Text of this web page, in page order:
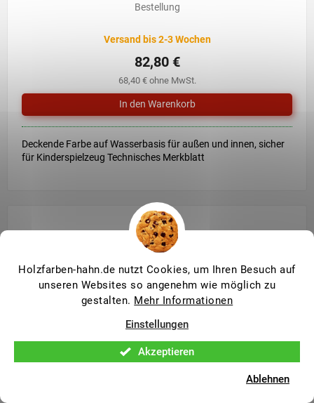
Holzfarben-hahn.de nutzt Cookies, um Ihren Besuch auf
unseren Websites so angenehm wie möglich zu
gestalten. Mehr Informationen
Einstellungen
Ablehnen
Akzeptieren
Bestellung
Versand bis 2-3 Wochen
68,40 € ohne MwSt.
82,80 €
Deckende Farbe auf Wasserbasis für außen und innen, sicher
für Kinderspielzeug Technisches Merkblatt